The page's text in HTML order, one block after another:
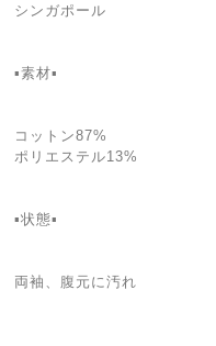
シンガポール
▪️素材▪️
コットン87%
ポリエステル13%
▪️状態▪️
両袖、腹元に汚れ